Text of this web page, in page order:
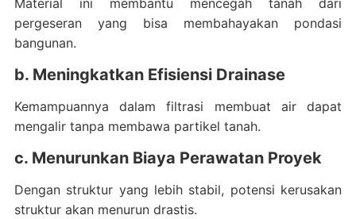
Material ini membantu mencegah tanah dari
pergeseran yang bisa membahayakan pondasi
bangunan.
b. Meningkatkan Efisiensi Drainase
Kemampuannya dalam filtrasi membuat air dapat
mengalir tanpa membawa partikel tanah.
c. Menurunkan Biaya Perawatan Proyek
Dengan struktur yang lebih stabil, potensi kerusakan
struktur akan menurun drastis.